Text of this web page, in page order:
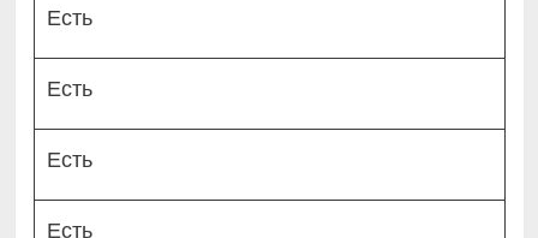
Есть
Есть
Есть
Есть